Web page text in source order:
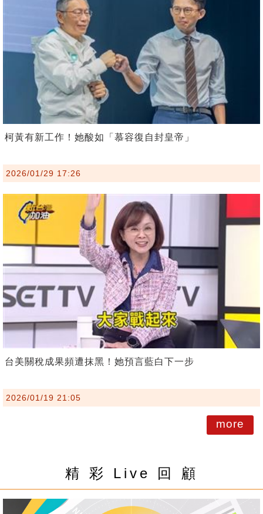
柯黃有新工作！她酸如「慕容復自封皇帝」
2026/01/29 17:26
台美關稅成果頻遭抹黑！她預言藍白下一步
2026/01/19 21:05
more
精 彩 Live 回 顧